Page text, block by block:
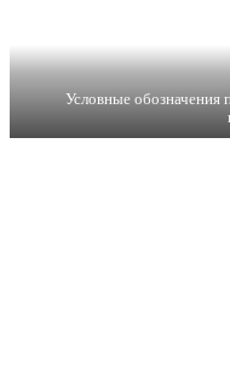
Условные обозначения